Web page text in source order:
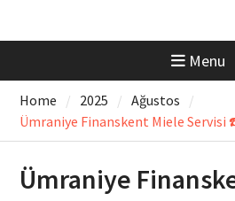
Menu
Home 2025
Ağustos
Ümraniye Finanskent Miele Servisi
Ümraniye